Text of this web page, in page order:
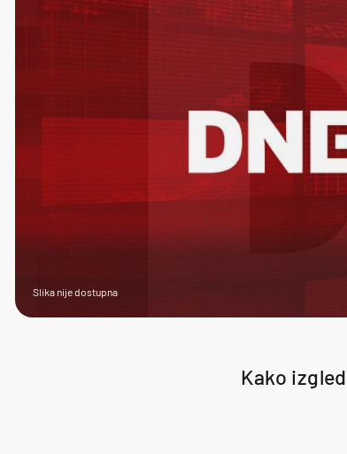
Slika nije dostupna
Kako